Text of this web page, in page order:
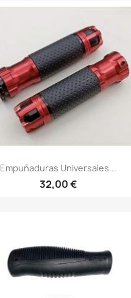
Vista rápida
Empuñaduras Universales...
32,00 €